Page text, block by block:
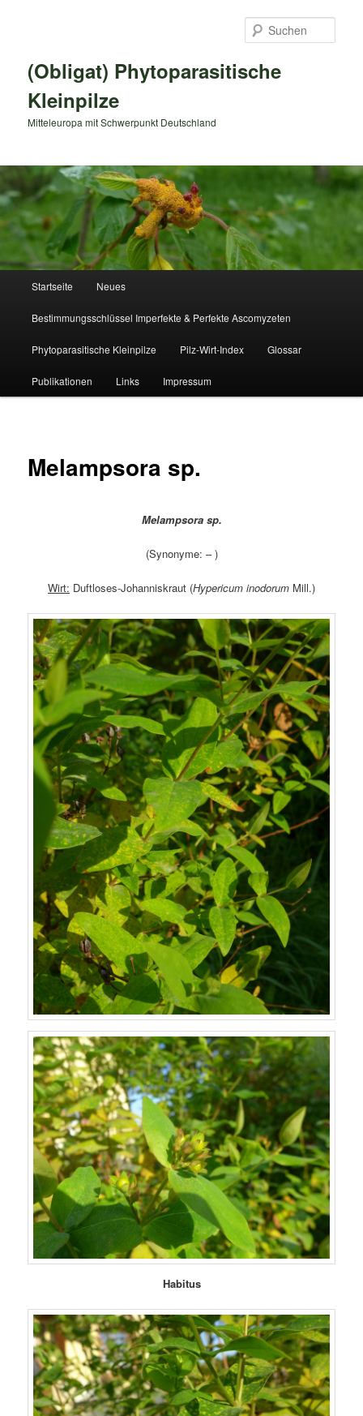
(Obligat) Phytoparasitische
Kleinpilze
Mitteleuropa mit Schwerpunkt Deutschland
Startseite Neues
Bestimmungsschlüssel Imperfekte & Perfekte Ascomyzeten
Phytoparasitische Kleinpilze Pilz-Wirt-Index Glossar
Publikationen Links Impressum
Melampsora sp.
Melampsora sp.
(Synonyme: – )
Wirt: Duftloses-Johanniskraut (Hypericum inodorum Mill.)
Habitus